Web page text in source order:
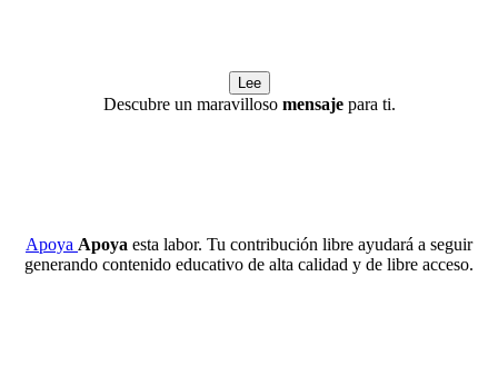
Lee
Descubre un maravilloso mensajepara ti.
Apoya Apoya esta labor. Tu contribución libre ayudará a seguir
generando contenido educativo de alta calidad y de libre acceso.